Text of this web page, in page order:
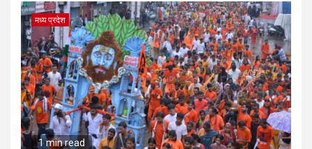
मध्य प्रदेश
1 min read